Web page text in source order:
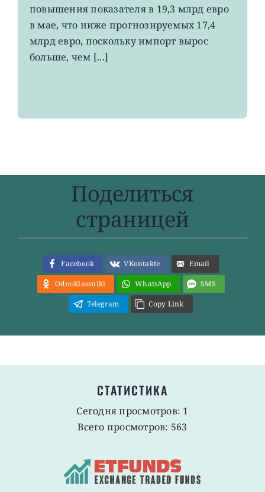
4-
летнего
повышения показателя в 19,3 млрд евро
в мае, что ниже прогнозируемых 17,4
млрд евро, поскольку импорт вырос
больше, чем [...]
Поделиться
страницей
Facebook VKontakte
Email
Odnoklassniki
WhatsApp
SMS
Telegram
Copy Link
СТАТИСТИКА
Сегодня просмотров: 1
Всего просмотров: 563